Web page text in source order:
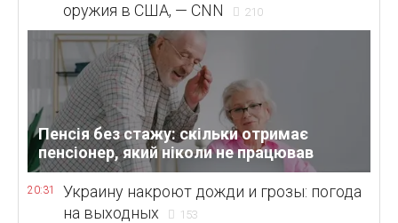
оружия в США, — CNN
210
Пенсія без стажу: скільки отримає
пенсіонер, який ніколи не працював
20:31
Украину накроют дожди и грозы: погода
на выходных
153